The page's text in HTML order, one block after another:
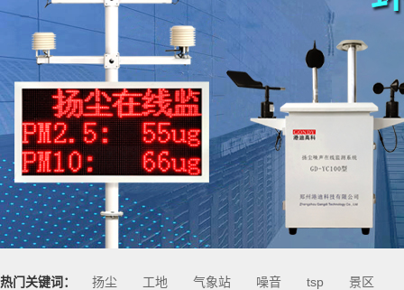
热门关键词： 扬尘 工地 气象站 噪音 tsp 景区